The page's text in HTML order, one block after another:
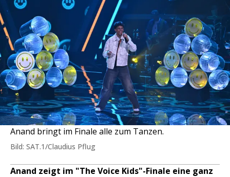
Anand bringt im Finale alle zum Tanzen.
Bild: SAT.1/Claudius Pflug
Anand zeigt im "The Voice Kids"-Finale eine ganz